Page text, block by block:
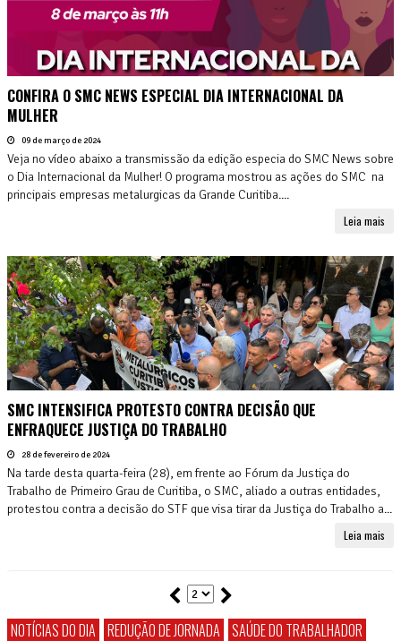
CONFIRA O SMC NEWS ESPECIAL DIA INTERNACIONAL DA
MULHER
09 de março de 2024
Veja no vídeo abaixo a transmissão da edição especia do SMC News sobre
o Dia Internacional da Mulher! O programa mostrou as ações do SMC na
principais empresas metalurgicas da Grande Curitiba....
Leia mais
SMC INTENSIFICA PROTESTO CONTRA DECISÃO QUE
ENFRAQUECE JUSTIÇA DO TRABALHO
28 de fevereiro de 2024
Na tarde desta quarta-feira (28), em frente ao Fórum da Justiça do
Trabalho de Primeiro Grau de Curitiba, o SMC, aliado a outras entidades,
protestou contra a decisão do STF que visa tirar da Justiça do Trabalho a...
Leia mais
NOTÍCIAS DO DIA REDUÇÃO DE JORNADA SAÚDE DO TRABALHADOR